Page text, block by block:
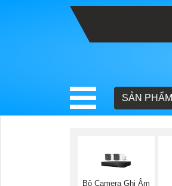
SẢN PHẨM
Bộ Camera Ghi Âm